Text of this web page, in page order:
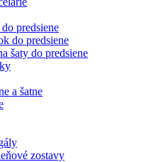
predsiene
do predsiene
šaty do predsiene
a šatne
zostavy